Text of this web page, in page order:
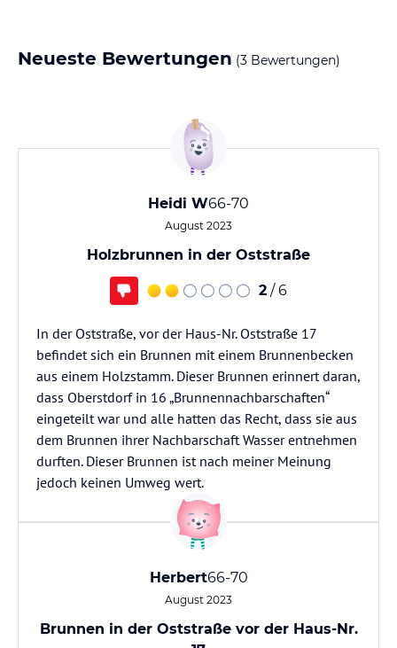
Neueste Bewertungen (3 Bewertungen)
Heidi W66-70
August 2023
Holzbrunnen in der Oststraße
2 / 6
In der Oststraße, vor der Haus-Nr. Oststraße 17
befindet sich ein Brunnen mit einem Brunnenbecken
aus einem Holzstamm. Dieser Brunnen erinnert daran,
dass Oberstdorf in 16 „Brunnennachbarschaften“
eingeteilt war und alle hatten das Recht, dass sie aus
dem Brunnen ihrer Nachbarschaft Wasser entnehmen
durften. Dieser Brunnen ist nach meiner Meinung
jedoch keinen Umweg wert.
Herbert66-70
August 2023
Brunnen in der Oststraße vor der Haus-Nr.